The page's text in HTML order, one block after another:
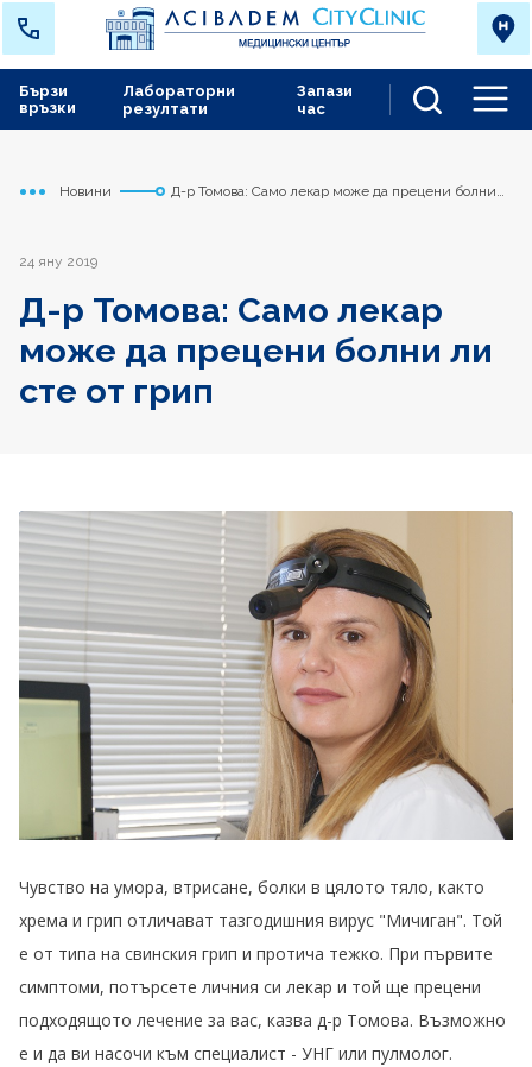
Лабораторни
резултати
Запази
час
Бързи
връзки
Начало
Варна
Новини
Д-р Томова: Само лекар може да прецени болни
24 яну 2019
Д-р Томова: Само лекар
може да прецени болни ли
сте от грип
Чувство на умора, втрисане, болки в цялото тяло, както
хрема и грип отличават тазгодишния вирус "Мичиган". Той
е от типа на свинския грип и протича тежко. При първите
симптоми, потърсете личния си лекар и той ще прецени
подходящото лечение за вас, казва д-р Томова. Възможно
е и да ви насочи към специалист - УНГ или пулмолог.